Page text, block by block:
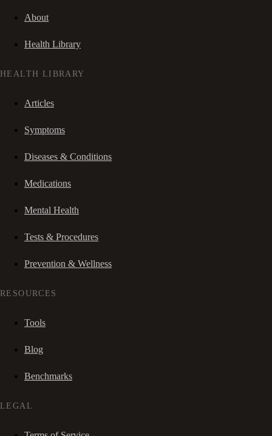
About
Health Library
HEALTH LIBRARY
Articles
Symptoms
Diseases & Conditions
Medications
Mental Health
Tests & Procedures
Prevention & Wellness
RESOURCES
Tools
Blog
Benchmarks
LEGAL